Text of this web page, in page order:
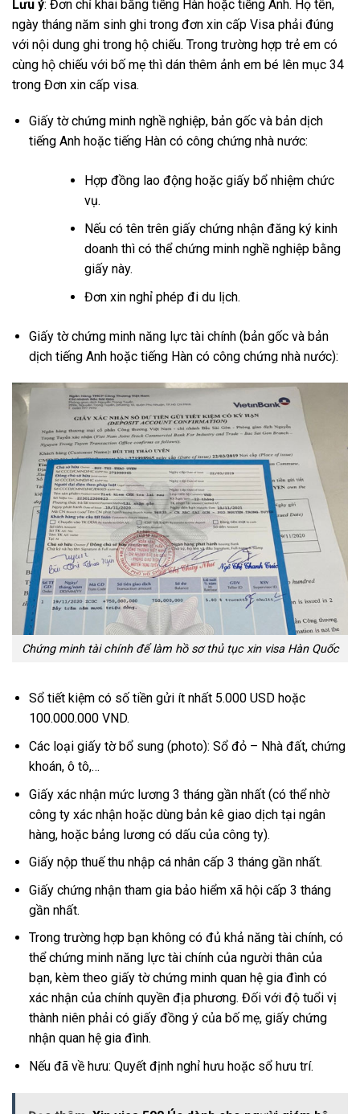
Lưu ý: Đơn chỉ khai bằng tiếng Hàn hoặc tiếng Anh. Họ tên,
ngày tháng năm sinh ghi trong đơn xin cấp Visa phải đúng
với nội dung ghi trong hộ chiếu. Trong trường hợp trẻ em có
cùng hộ chiếu với bố mẹ thì dán thêm ảnh em bé lên mục 34
trong Đơn xin cấp visa.
Giấy tờ chứng minh nghề nghiệp, bản gốc và bản dịch
tiếng Anh hoặc tiếng Hàn có công chứng nhà nước:
Hợp đồng lao động hoặc giấy bổ nhiệm chức
vụ.
Nếu có tên trên giấy chứng nhận đăng ký kinh
doanh thì có thể chứng minh nghề nghiệp bằng
giấy này.
Đơn xin nghỉ phép đi du lịch.
Giấy tờ chứng minh năng lực tài chính (bản gốc và bản
dịch tiếng Anh hoặc tiếng Hàn có công chứng nhà nước):
Chứng minh tài chính để làm hồ sơ thủ tục xin visa Hàn Quốc
Sổ tiết kiệm có số tiền gửi ít nhất 5.000 USD hoặc
100.000.000 VND.
Các loại giấy tờ bổ sung (photo): Sổ đỏ – Nhà đất, chứng
khoán, ô tô,…
Giấy xác nhận mức lương 3 tháng gần nhất (có thể nhờ
công ty xác nhận hoặc dùng bản kê giao dịch tại ngân
hàng, hoặc bảng lương có dấu của công ty).
Giấy nộp thuế thu nhập cá nhân cấp 3 tháng gần nhất.
Giấy chứng nhận tham gia bảo hiểm xã hội cấp 3 tháng
gần nhất.
Trong trường hợp bạn không có đủ khả năng tài chính, có
thể chứng minh năng lực tài chính của người thân của
bạn, kèm theo giấy tờ chứng minh quan hệ gia đình có
xác nhận của chính quyền địa phương. Đối với độ tuổi vị
thành niên phải có giấy đồng ý của bố mẹ, giấy chứng
nhận quan hệ gia đình.
Nếu đã về hưu: Quyết định nghỉ hưu hoặc sổ hưu trí.